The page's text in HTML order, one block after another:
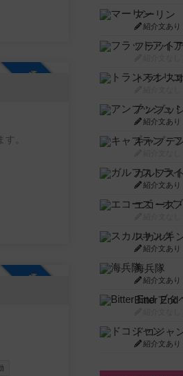
。
マーリン
紹介文あり
フラット
紹介文あり
ガルフス
紹介文あり
エコーズ
スカルキ
紹介文あり
海兵隊
紹介文あり
ドコジャ
紹介文あり